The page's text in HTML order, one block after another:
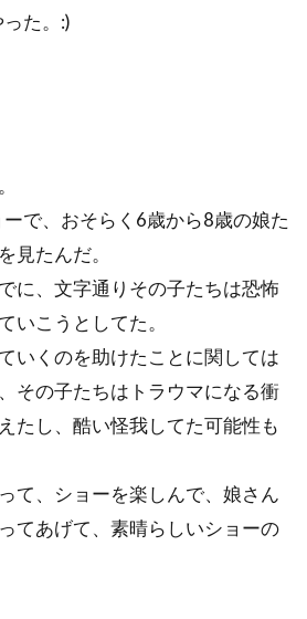
た。:)
で、おそらく6歳から8歳の娘た
見たんだ。
に、文字通りその子たちは恐怖
いこうとしてた。
いくのを助けたことに関しては
その子たちはトラウマになる衝
たし、酷い怪我してた可能性も
て、ショーを楽しんで、娘さん
てあげて、素晴らしいショーの